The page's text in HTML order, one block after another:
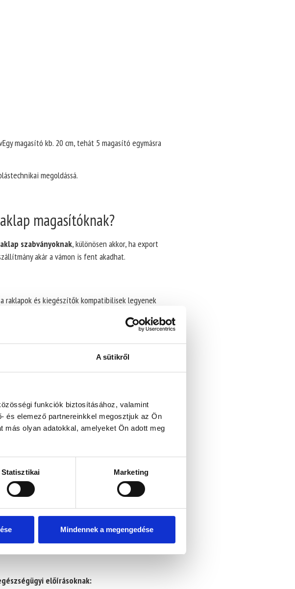
A sütikről
funkciók biztosításához, valamint
és elemező partnereinkkel megosztjuk az Ön
más olyan adatokkal, amelyeket Ön adott meg
Statisztikai Marketing
Mindennek a megengedése
magasító kb. 20 cm, tehát 5 magasító egymásra
megoldássá.
magasítóknak?
szabványoknak, különösen akkor, ha export
akár a vámon is fent akadhat.
raklapok és kiegészítők kompatibilisek legyenek
biztosít a logisztikai és automatizálási
30 percig.A kezelés célja a faanyagban élő kártevők
fa csomagolóanyagokon általában megtalálható a
a fa csomagolóanyagokkal kapcsolatos szabályozást.
, csak akkor végezhetik ezt a tevékenységet, ha
előírásoknak: